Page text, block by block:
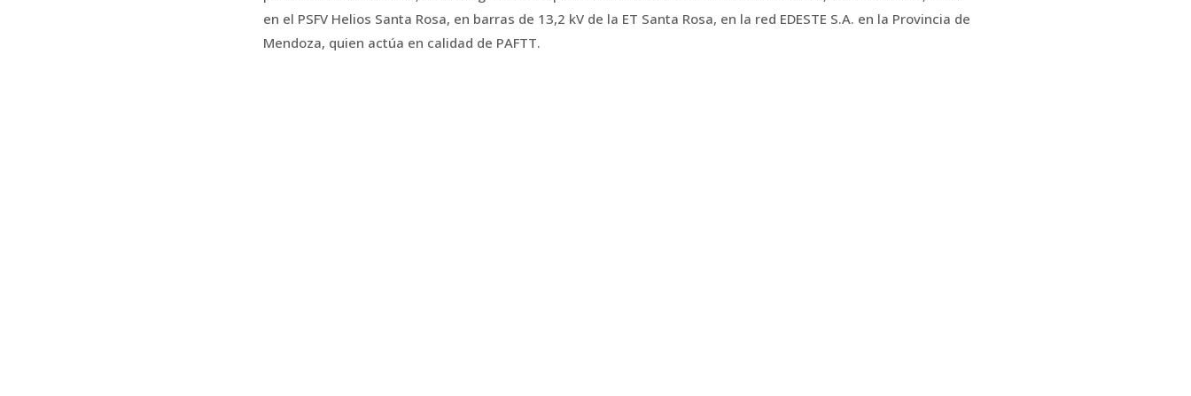
en el PSFV Helios Santa Rosa, en barras de 13,2 kV de la ET Santa Rosa, en la red EDESTE S.A. en la Provincia de
Mendoza, quien actúa en calidad de PAFTT.